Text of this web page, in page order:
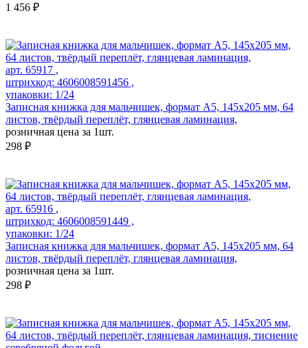
1 456 ₽
арт. 65917 ,
штрихкод: 4606008591456 ,
упаковки: 1/24
Записная книжка для мальчишек, формат А5, 145х205 мм, 64
листов, твёрдый переплёт, глянцевая ламинация,
розничная цена за 1шт.
298 ₽
арт. 65916 ,
штрихкод: 4606008591449 ,
упаковки: 1/24
Записная книжка для мальчишек, формат А5, 145х205 мм, 64
листов, твёрдый переплёт, глянцевая ламинация,
розничная цена за 1шт.
298 ₽